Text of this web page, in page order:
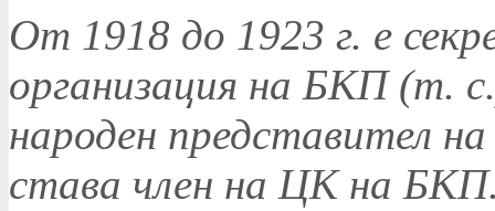
От 1918 до 1923 г. е
организация на БКП (т.
народен представител
става член на ЦК на